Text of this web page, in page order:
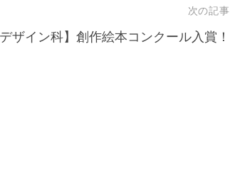
次の記事
デザイン科】創作絵本コンクール入賞！